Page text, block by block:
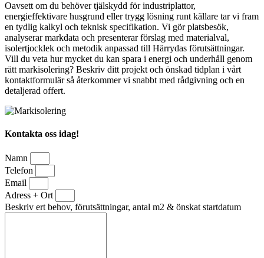
Oavsett om du behöver tjälskydd för industriplattor,
energieffektivare husgrund eller trygg lösning runt källare tar vi fram
en tydlig kalkyl och teknisk specifikation. Vi gör platsbesök,
analyserar markdata och presenterar förslag med materialval,
isolertjocklek och metodik anpassad till Härrydas förutsättningar.
Vill du veta hur mycket du kan spara i energi och underhåll genom
rätt markisolering? Beskriv ditt projekt och önskad tidplan i vårt
kontaktformulär så återkommer vi snabbt med rådgivning och en
detaljerad offert.
Kontakta oss idag!
Namn
Telefon
Email
Adress + Ort
Beskriv ert behov, förutsättningar, antal m2 & önskat startdatum